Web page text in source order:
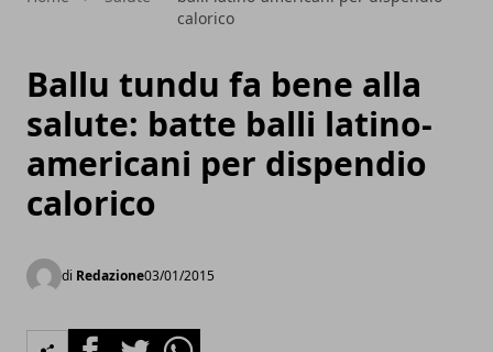
calorico
Ballu tundu fa bene alla
salute: batte balli latino-
americani per dispendio
calorico
di Redazione03/01/2015
FacebookTwitterWhatsapp